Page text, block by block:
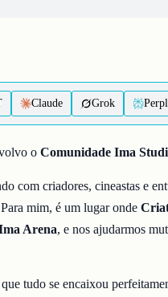
Claude Grok
oComunidade Ima
com criadores, cineastas e
mim, é um lugar onde
Arena, e nos ajudarmos
tudo se encaixou